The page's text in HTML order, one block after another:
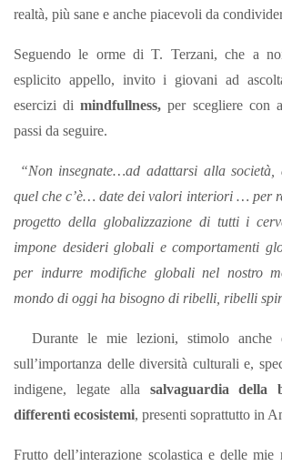
realtà, più sane e anche piacevoli da
Seguendo le orme di T. Terzani, che a
esplicito appello, invito i giovani ad
esercizi dimindfullness, per scegliere con
passi da seguire.
“Non insegnate…ad adattarsi alla
quel che c’è… date dei valori interiori … per
progetto della globalizzazione di tutti i
impone desideri globali e comportamenti
per indurre modifiche globali nel nostro
mondo di oggi ha bisogno di ribelli, ribelli
Durante le mie lezioni, stimolo anche
sull’importanza delle diversità culturali e,
indigene, legate alla salvaguardia della
differenti ecosistemi, presenti soprattutto in
Frutto dell’interazione scolastica e delle mie